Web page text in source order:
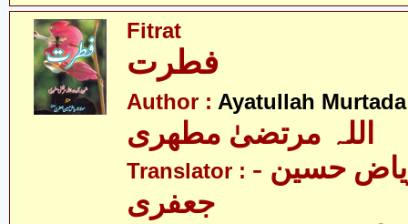
Fitrat
Author : Ayatullah
اللہ مرتضیٰ مطھری
Translator : - مولانا ریاض حسین
جعفری